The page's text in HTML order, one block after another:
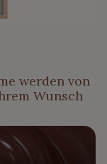
werden von
Wunsch